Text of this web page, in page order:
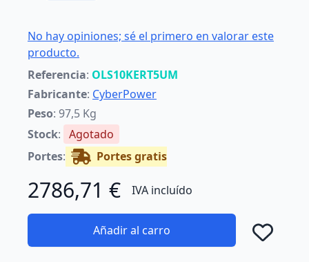
No hay opiniones; sé el primero en valorar este
producto.
Referencia: OLS10KERT5UM
Fabricante: CyberPower
Peso: 97,5 Kg
Stock: Agotado
Portes: Portes gratis
2786,71 € IVA incluído
Añadir al carro